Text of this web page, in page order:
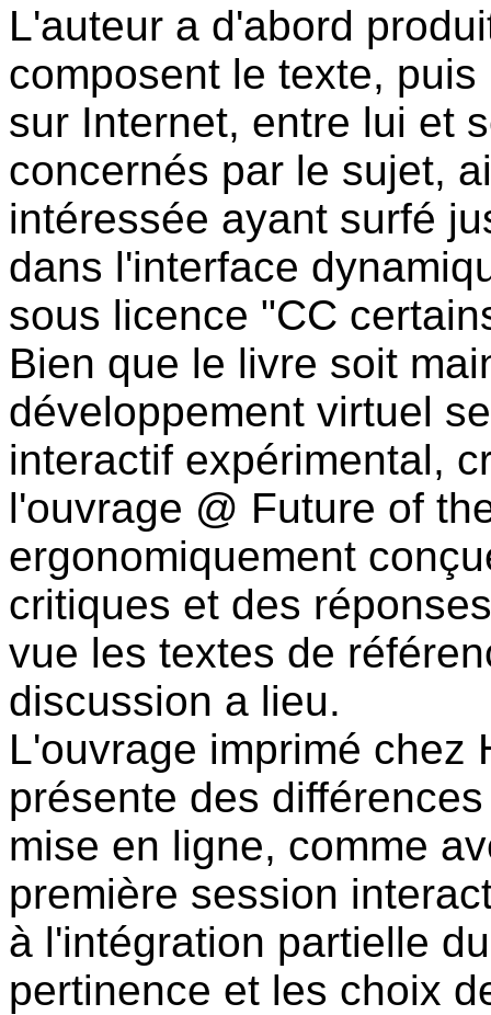
L'auteur a d'abord
composent le texte,
sur Internet, entre lui et
concernés par le sujet,
intéressée ayant surfé
dans l'interface
sous licence "CC
Bien que le livre soit
développement virtuel
interactif expérimental,
l'ouvrage @ Future of
ergonomiquement
critiques et des
vue les textes de
discussion a lieu.
L'ouvrage imprimé chez
présente des
mise en ligne, comme
première session
à l'intégration partielle
pertinence et les choix